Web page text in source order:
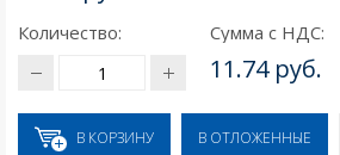
Количество: Сумма с НДС:
11.74 руб.
В КОРЗИНУ В ОТЛОЖЕННЫЕ